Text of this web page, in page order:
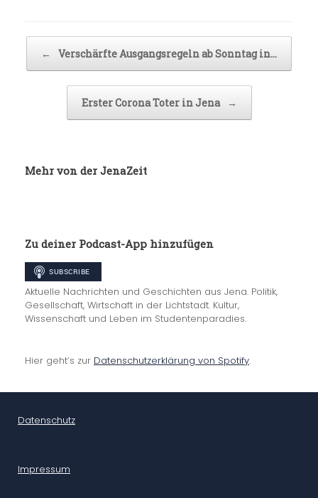
← Verschärfte Ausgangsregeln ab Sonntag in…
Erster Corona Toter in Jena →
Mehr von der JenaZeit
Zu deiner Podcast-App hinzufügen
Aktuelle Nachrichten und Geschichten aus Jena. Politik,
Gesellschaft, Wirtschaft in der Lichtstadt. Kultur,
Wissenschaft und Leben im Studentenparadies.
Hier geht’s zur Datenschutzerklärung von Spotify.
Datenschutz
Impressum